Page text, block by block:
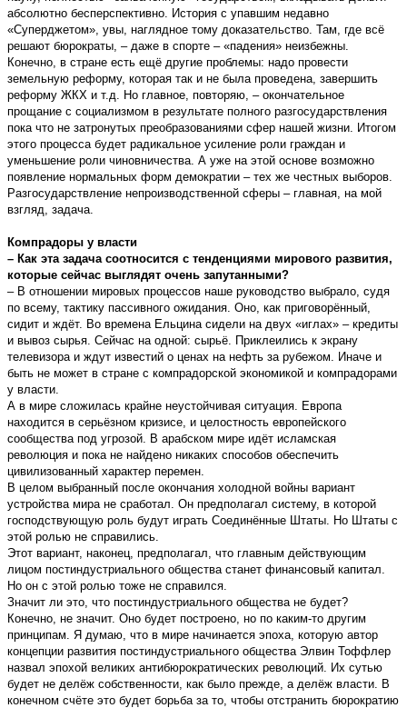
абсолютно бесперспективно. История с упавшим недавно
«Суперджетом», увы, наглядное тому доказательство. Там, где всё
решают бюрократы, – даже в спорте – «падения» неизбежны.
Конечно, в стране есть ещё другие проблемы: надо провести
земельную реформу, которая так и не была проведена, завершить
реформу ЖКХ и т.д. Но главное, повторяю, – окончательное
прощание с социализмом в результате полного разгосударствления
пока что не затронутых преобразованиями сфер нашей жизни. Итогом
этого процесса будет радикальное усиление роли граждан и
уменьшение роли чиновничества. А уже на этой основе возможно
появление нормальных форм демократии – тех же честных выборов.
Разгосударствление непроизводственной сферы – главная, на мой
взгляд, задача.
Компрадоры у власти
– Как эта задача соотносится с тенденциями мирового развития,
которые сейчас выглядят очень запутанными?
– В отношении мировых процессов наше руководство выбрало, судя
по всему, тактику пассивного ожидания. Оно, как приговорённый,
сидит и ждёт. Во времена Ельцина сидели на двух «иглах» – кредиты
и вывоз сырья. Сейчас на одной: сырьё. Приклеились к экрану
телевизора и ждут известий о ценах на нефть за рубежом. Иначе и
быть не может в стране с компрадорской экономикой и компрадорами
у власти.
А в мире сложилась крайне неустойчивая ситуация. Европа
находится в серьёзном кризисе, и целостность европейского
сообщества под угрозой. В арабском мире идёт исламская
революция и пока не найдено никаких способов обеспечить
цивилизованный характер перемен.
В целом выбранный после окончания холодной войны вариант
устройства мира не сработал. Он предполагал систему, в которой
господствующую роль будут играть Соединённые Штаты. Но Штаты с
этой ролью не справились.
Этот вариант, наконец, предполагал, что главным действующим
лицом постиндустриального общества станет финансовый капитал.
Но он с этой ролью тоже не справился.
Значит ли это, что постиндустриального общества не будет?
Конечно, не значит. Оно будет построено, но по каким-то другим
принципам. Я думаю, что в мире начинается эпоха, которую автор
концепции развития постиндустриального общества Элвин Тоффлер
назвал эпохой великих антибюрократических революций. Их сутью
будет не делёж собственности, как было прежде, а делёж власти. В
конечном счёте это будет борьба за то, чтобы отстранить бюрократию